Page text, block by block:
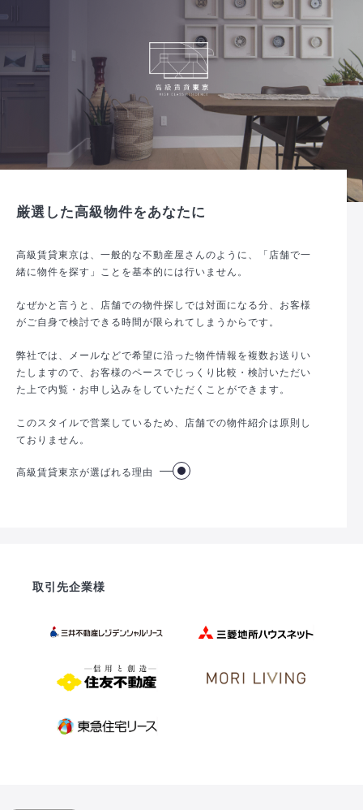
厳選した高級物件をあなたに
高級賃貸東京は、一般的な不動産屋さんのように、「店舗で一
緒に物件を探す」ことを基本的には行いません。
なぜかと言うと、店舗での物件探しでは対面になる分、お客様
がご自身で検討できる時間が限られてしまうからです。
弊社では、メールなどで希望に沿った物件情報を複数お送りい
たしますので、お客様のペースでじっくり比較・検討いただい
た上で内覧・お申し込みをしていただくことができます。
このスタイルで営業しているため、店舗での物件紹介は原則し
ておりません。
高級賃貸東京が選ばれる理由
取引先企業様